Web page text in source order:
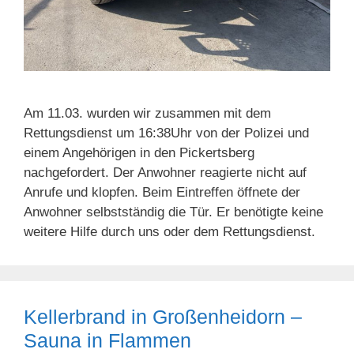
Am 11.03. wurden wir zusammen mit dem
Rettungsdienst um 16:38Uhr von der Polizei und
einem Angehörigen in den Pickertsberg
nachgefordert. Der Anwohner reagierte nicht auf
Anrufe und klopfen. Beim Eintreffen öffnete der
Anwohner selbstständig die Tür. Er benötigte keine
weitere Hilfe durch uns oder dem Rettungsdienst.
Kellerbrand in Großenheidorn –
Sauna in Flammen